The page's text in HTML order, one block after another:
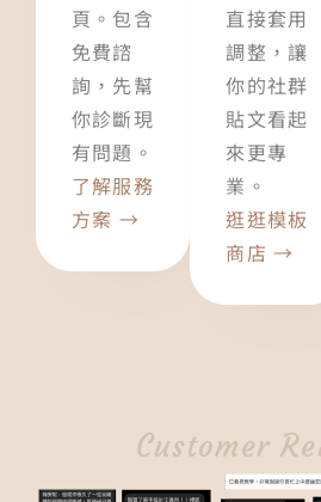
頁。包含
免費諮
詢，先幫
你診斷現
有問題。
了解服務
方案 →
直接套用
調整，讓
你的社群
貼文看起
來更專
業。
逛逛模板
商店 →
Customer